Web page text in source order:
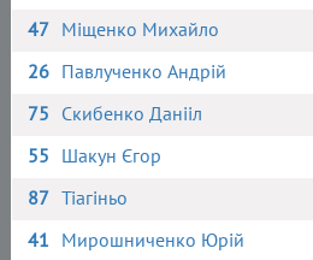
47 Міщенко Михайло
26 Павлученко Андрій
75 Скибенко Данііл
55 Шакун Єгор
87 Тіагіньо
41 Мирошниченко Юрій